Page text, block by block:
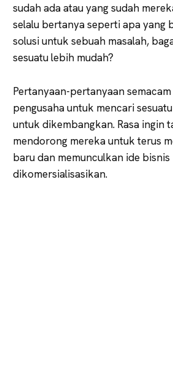
sudah ada atau yang sudah
selalu bertanya seperti apa yang
solusi untuk sebuah masalah,
sesuatu lebih mudah?
Pertanyaan-pertanyaan
pengusaha untuk mencari
untuk dikembangkan. Rasa ingin
mendorong mereka untuk terus
baru dan memunculkan ide
dikomersialisasikan.